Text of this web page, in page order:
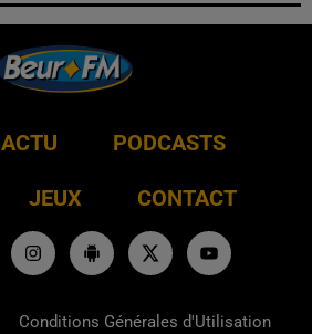
ACTU PODCASTS
JEUX CONTACT
Conditions Générales d'Utilisation